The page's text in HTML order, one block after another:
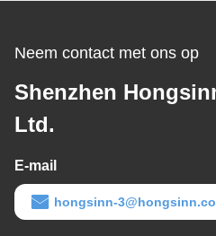
Neem contact met ons op
Shenzhen
Ltd.
E-mail
hongsinn-